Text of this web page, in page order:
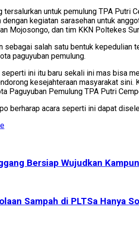
tersalurkan untuk pemulung TPA Putri
kegiatan sarasehan untuk
Mojosongo, dan tim KKN Poltekes
sebagai salah satu bentuk kepedulian
paguyuban pemulung.
seperti ini itu baru sekali ini mas bisa
kesejahteraan masyarakat
Paguyuban Pemulung TPA Putri
berharap acara seperti ini dapat
Bersiap Wujudkan
Sampah di PLTSa Hanya